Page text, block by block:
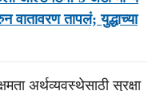
वातावरण तापलं; युद्धाच्या
अर्थव्यवस्थेसाठी सुरक्षा